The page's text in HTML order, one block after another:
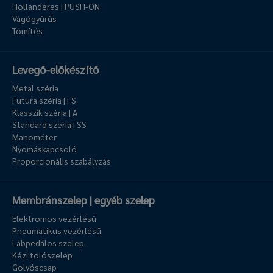
Hollanderes | PUSH-ON
Vágógyűrűs
Tömítés
Levegő-előkészítő
Metal széria
Futura széria | FS
Klasszik széria | A
Standard széria | SS
Manométer
Nyomáskapcsoló
Proporcionális szabályzás
Membránszelep | egyéb szelep
Elektromos vezérlésű
Pneumatikus vezérlésű
Lábpedálos szelep
Kézi tolószelep
Golyóscsap